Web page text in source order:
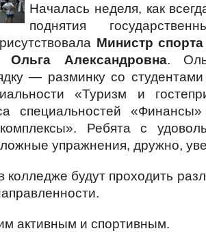
Началась неделя, как
поднятия
Министр
Ольга Александровна.
— разминку со студентами
«Туризм и
специальностей
Ребята с
упражнения, дружно,
будут проходить
активным и спортивным.